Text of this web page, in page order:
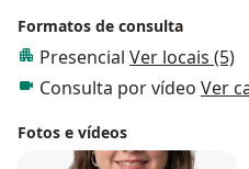
Formatos de consulta
Presencial Ver locais (5)
Consulta por vídeo Ver
Fotos e vídeos